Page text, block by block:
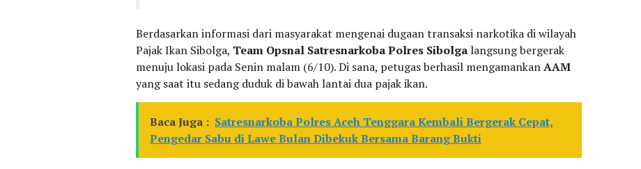
Berdasarkan informasi dari masyarakat mengenai dugaan transaksi narkotika di wilayah
Pajak Ikan Sibolga, Team Opsnal Satresnarkoba Polres Sibolga langsung bergerak
menuju lokasi pada Senin malam (6/10). Di sana, petugas berhasil mengamankanAAM
yang saat itu sedang duduk di bawah lantai dua pajak ikan.
Baca Juga : Satresnarkoba Polres Aceh Tenggara Kembali Bergerak Cepat,
Pengedar Sabu di Lawe Bulan Dibekuk Bersama Barang Bukti